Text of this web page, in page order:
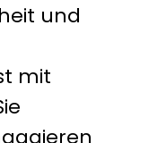
und
mit